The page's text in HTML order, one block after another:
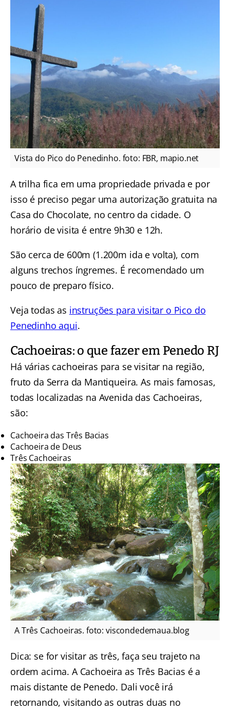
Vista do Pico do Penedinho. foto: FBR, mapio.net
A trilha fica em uma propriedade privada e por
isso é preciso pegar uma autorização gratuita na
Casa do Chocolate, no centro da cidade. O
horário de visita é entre 9h30 e 12h.
São cerca de 600m (1.200m ida e volta), com
alguns trechos íngremes. É recomendado um
pouco de preparo físico.
Veja todas as instruções para visitar o Pico do
Penedinho aqui.
Cachoeiras: o que fazer em Penedo RJ
Há várias cachoeiras para se visitar na região,
fruto da Serra da Mantiqueira. As mais famosas,
todas localizadas na Avenida das Cachoeiras,
são:
Cachoeira das Três Bacias
Cachoeira de Deus
Três Cachoeiras
A Três Cachoeiras. foto: viscondedemaua.blog
Dica: se for visitar as três, faça seu trajeto na
ordem acima. A Cachoeira as Três Bacias é a
mais distante de Penedo. Dali você irá
retornando, visitando as outras duas no